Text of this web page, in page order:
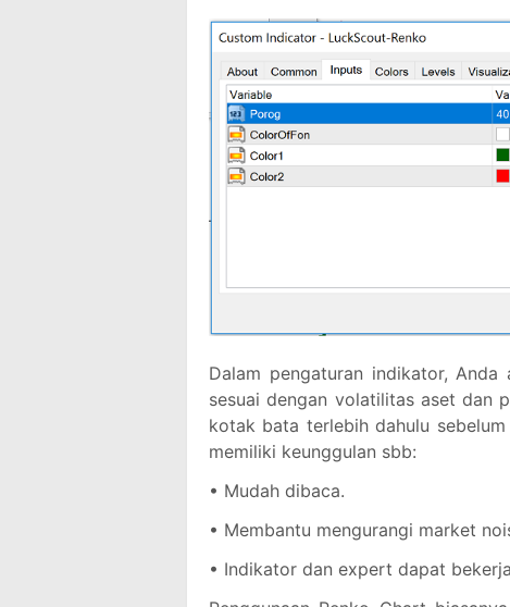
Dalam pengaturan indikator,
sesuai dengan volatilitas aset dan
kotak bata terlebih dahulu
memiliki keunggulan sbb:
• Mudah dibaca.
• Membantu mengurangi market
• Indikator dan expert dapat